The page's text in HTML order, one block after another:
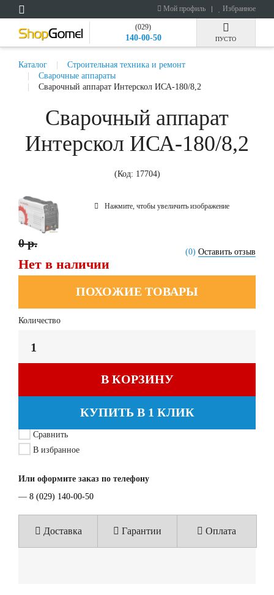
Мой профиль Избранное
(029)
140-00-50 ПУСТО
Каталог
Строительная техника и ремонт
Сварочные аппараты
Сварочный аппарат Интерскол ИСА-180/8,2
Сварочный аппарат
Интерскол ИСА-180/8,2
(Код: 17704)
Нажмите, чтобы увеличить изображение
(0) Оставить отзыв
0 р.
Нет в наличии
ПОХОЖИЕ ТОВАРЫ
Количество
В КОРЗИНУ
КУПИТЬ В 1 КЛИК
Сравнить
В избранное
Или оформите заказ по телефону
— 8 (029) 140-00-50
Доставка Гарантии Оплата